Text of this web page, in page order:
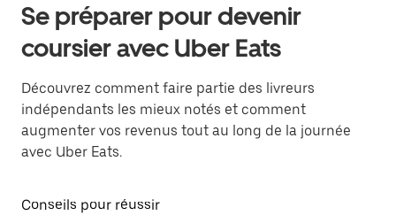
Se préparer pour devenir
coursier avec Uber Eats
Découvrez comment faire partie des livreurs
indépendants les mieux notés et comment
augmenter vos revenus tout au long de la journée
avec Uber Eats.
Conseils pour réussir